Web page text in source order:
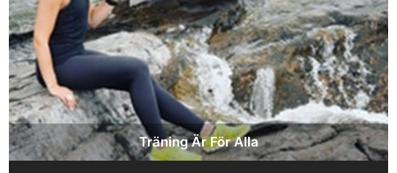
Träning Är För Alla